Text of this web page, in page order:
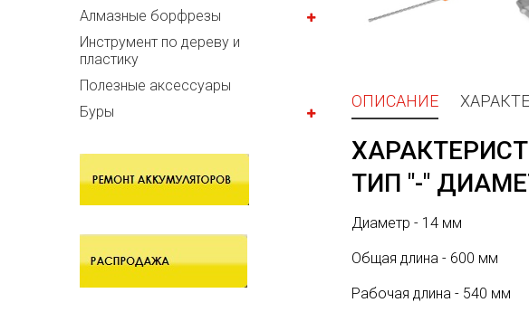
Алмазные борфрезы
Инструмент по дереву и
пластику
Полезные аксессуары
Буры
ОПИСАНИЕ
ТИП "-"
Диаметр - 14 мм
Общая длина - 600 мм
Рабочая длина - 540 мм